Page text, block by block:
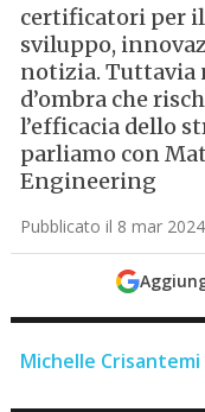
certificatori per il
sviluppo,
notizia. Tuttavia
d’ombra che
l’efficacia dello
parliamo con
Engineering
Pubblicato il 8 mar 2024
Michelle Crisantemi